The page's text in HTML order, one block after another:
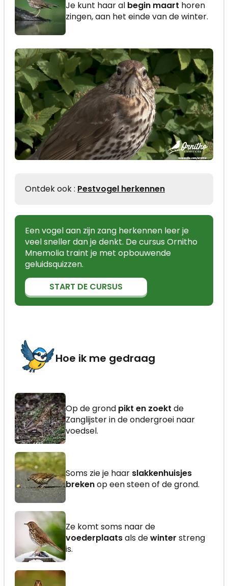
Je kunt haar al begin maart horen
zingen, aan het einde van de winter.
Ontdek ook : Pestvogel herkennen
Een vogel aan zijn zang herkennen leer je
veel sneller dan je denkt. De cursus Ornitho
Mnemolia traint je met opbouwende
geluidsquizzen.
START DE CURSUS
Hoe ik me gedraag
Op de grond pikt en zoekt de
Zanglijster in de ondergroei naar
voedsel.
Soms zie je haar slakkenhuisjes
brekenop een steen of de grond.
Ze komt soms naar de
voederplaatsals dewinter streng
is.